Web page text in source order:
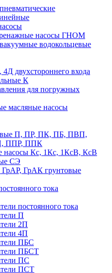
насосы ГНОМ
водокольцевые
двухстороннего входа
К
для погружных
масляные насосы
П, ПР, ПК, ПБ, ПВП,
ППР, ППК
насосы Кс, 1Кс, 1КсВ, КсВ
СЭ
ГрАК грунтовые
тока
постоянного тока
П
2П
4П
ПБС
ПБСТ
ПС
ПСТ